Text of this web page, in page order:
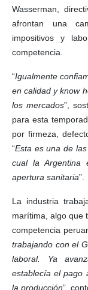
Wasserman,
afrontan una
impositivos y
competencia.
“Igualmente
en calidad y know
los mercados”,
para esta
por firmeza,
“Esta es una de
cual la Argentina
apertura sanitaria”.
La industria
marítima, algo que
competencia
trabajando con el
laboral. Ya
establecía el pago
la producción”,